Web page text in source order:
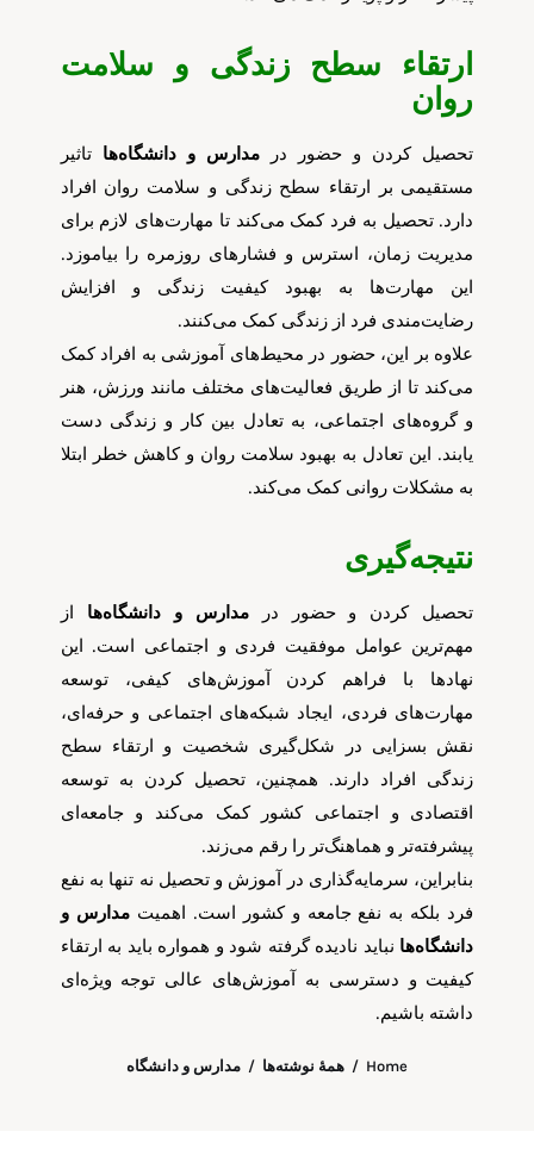
ارتقاء سطح زندگی و سلامت
روان
تحصیل کردن و حضور درمدارس و دانشگاه‌ها تاثیر
مستقیمی بر ارتقاء سطح زندگی و سلامت روان افراد
دارد. تحصیل به فرد کمک می‌کند تا مهارت‌های لازم برای
مدیریت زمان، استرس و فشارهای روزمره را بیاموزد.
این مهارت‌ها به بهبود کیفیت زندگی و افزایش
رضایت‌مندی فرد از زندگی کمک می‌کنند.
علاوه بر این، حضور در محیط‌های آموزشی به افراد کمک
می‌کند تا از طریق فعالیت‌های مختلف مانند ورزش، هنر
و گروه‌های اجتماعی، به تعادل بین کار و زندگی دست
یابند. این تعادل به بهبود سلامت روان و کاهش خطر ابتلا
به مشکلات روانی کمک می‌کند.
نتیجه‌گیری
تحصیل کردن و حضور درمدارس و دانشگاه‌ها از
مهم‌ترین عوامل موفقیت فردی و اجتماعی است. این
نهادها با فراهم کردن آموزش‌های کیفی، توسعه
مهارت‌های فردی، ایجاد شبکه‌های اجتماعی و حرفه‌ای،
نقش بسزایی در شکل‌گیری شخصیت و ارتقاء سطح
زندگی افراد دارند. همچنین، تحصیل کردن به توسعه
اقتصادی و اجتماعی کشور کمک می‌کند و جامعه‌ای
پیشرفته‌تر و هماهنگ‌تر را رقم می‌زند.
بنابراین، سرمایه‌گذاری در آموزش و تحصیل نه تنها به نفع
فرد بلکه به نفع جامعه و کشور است. اهمیتمدارس و
دانشگاه‌ها نباید نادیده گرفته شود و همواره باید به ارتقاء
کیفیت و دسترسی به آموزش‌های عالی توجه ویژه‌ای
داشته باشیم.
Home همهٔ نوشته‌ها مدارس و دانشگاه